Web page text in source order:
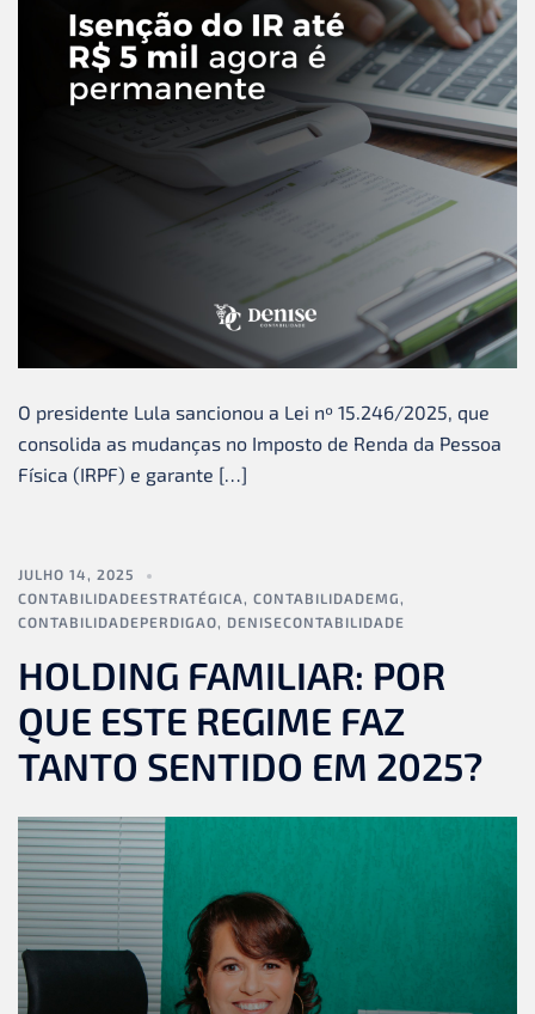
O presidente Lula sancionou a Lei nº 15.246/2025, que
consolida as mudanças no Imposto de Renda da Pessoa
Física (IRPF) e garante […]
JULHO 14, 2025
CONTABILIDADEESTRATÉGICA
CONTABILIDADEMG
CONTABILIDADEPERDIGAO
DENISECONTABILIDADE
HOLDING FAMILIAR: POR
QUE ESTE REGIME FAZ
TANTO SENTIDO EM 2025?